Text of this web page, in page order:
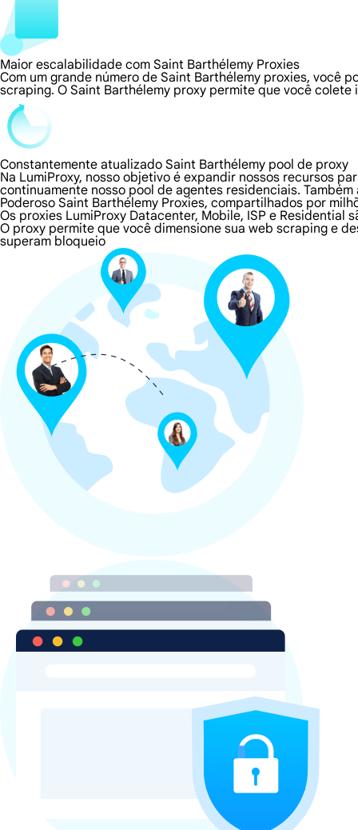
Maior escalabilidade com Saint Barthélemy Proxies
Com um grande número de Saint Barthélemy proxies, você
scraping. O Saint Barthélemy proxy permite que você
Constantemente atualizado Saint Barthélemy pool de proxy
Na LumiProxy, nosso objetivo é expandir nossos recursos
continuamente nosso pool de agentes residenciais.
Poderoso Saint Barthélemy Proxies, compartilhados por
Os proxies LumiProxy Datacenter, Mobile, ISP e
O proxy permite que você dimensione sua web scraping e
superam bloqueio